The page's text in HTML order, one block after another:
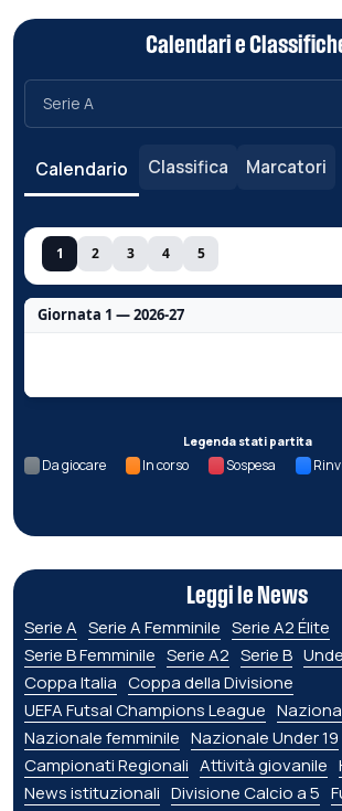
Calendari e
Calendario Classifica Marcatori
1 2 3 4 5
Giornata 1 — 2026-27
Legenda stati partita
Da giocare In corso Sospesa
Leggi le News
Serie A Serie A Femminile Serie A2 Élite
Serie B Femminile Serie A2 Serie B
Coppa Italia Coppa della Divisione
UEFA Futsal Champions League
Nazionale femminile Nazionale Under 19
Campionati Regionali Attività giovanile
News istituzionali Divisione Calcio a 5